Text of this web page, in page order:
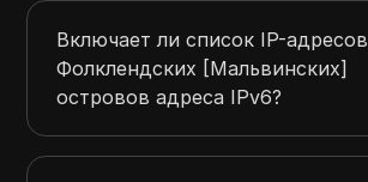
Включает ли список IP-адресов
Фолклендских [Мальвинских]
островов адреса IPv6?